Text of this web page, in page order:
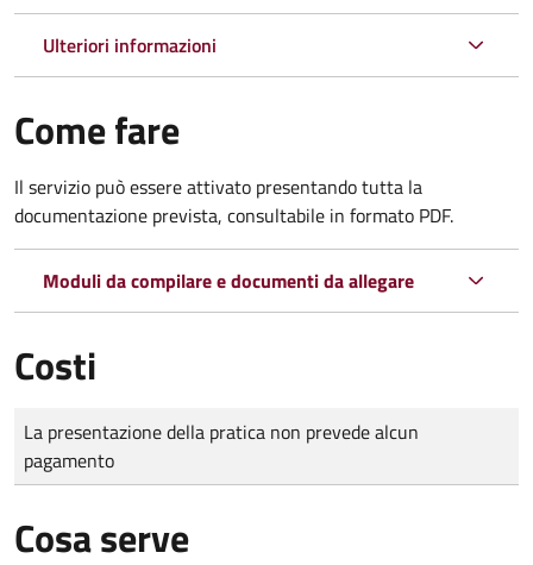
Ulteriori informazioni
Come fare
Il servizio può essere attivato presentando tutta la
documentazione prevista, consultabile in formato PDF.
Moduli da compilare e documenti da allegare
Costi
Tipo di pagamento
Importo
La presentazione della pratica non prevede alcun
pagamento
Cosa serve